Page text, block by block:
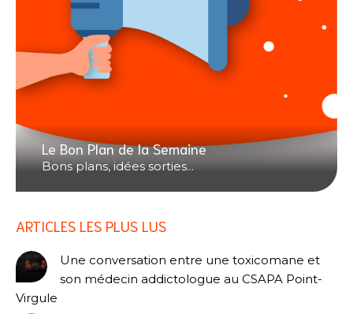
Le Bon Plan de la Semaine
Bons plans, idées sorties...
ARTICLES LES PLUS LUS
Une conversation entre une toxicomane et
son médecin addictologue au CSAPA Point-
Virgule